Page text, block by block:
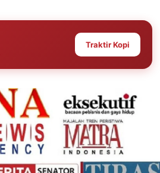
Traktir Kopi